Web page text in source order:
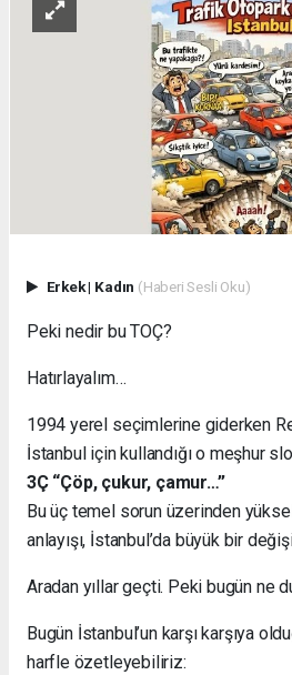
Erkek| Kadın (Haberi Sesli Oku)
Peki nedir bu TOÇ?
Hatırlayalım…
1994 yerel seçimlerine giderken
İstanbul için kullandığı o meşhur
3Ç “Çöp, çukur, çamur…”
Bu üç temel sorun üzerinden
anlayışı, İstanbul’da büyük bir
Aradan yıllar geçti. Peki bugün ne
Bugün İstanbul’un karşı karşıya
harfle özetleyebiliriz: